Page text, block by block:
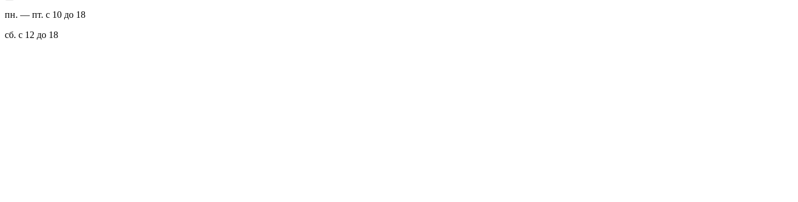
пн. — пт. с 10 до 18
сб. с 12 до 18